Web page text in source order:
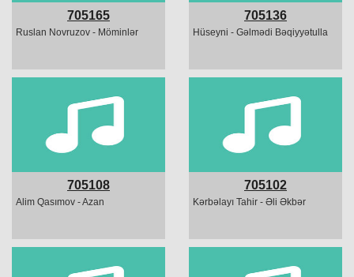
705165
Ruslan Novruzov - Möminlər
705136
Hüseyni - Gəlmədi Bəqiyyətulla
705108
Alim Qasımov - Azan
705102
Kərbəlayı Tahir - Əli Əkbər